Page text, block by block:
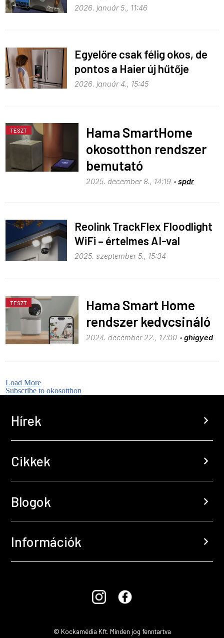
2026. január 5., 11:46
Egyelőre csak félig okos, de
pontos a Haier új hűtője
2026. január 4., 15:45
TESZT
Hama SmartHome
okosotthon rendszer
bemutató
2025. december 8., 14:19 spdr
Reolink TrackFlex Floodlight
WiFi – értelmes AI-val
2025. szeptember 5., 15:34
TESZT
Hama Smart Home
rendszer kedvcsináló
2024. december 22., 17:00 ghigyed
Load More
Subscribe to okosotthon
Hírek chevron_right
Cikkek chevron_right
Blogok chevron_right
Információk chevron_right
© Kockamédia Kft. Minden jog fenntartva